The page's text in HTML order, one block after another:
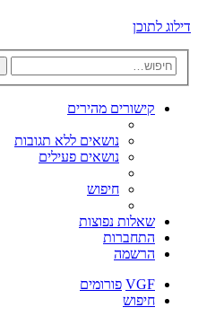
דילוג לתוכן
קישורים מהירים
נושאים ללא תגובות
נושאים פעילים
חיפוש
שאלות נפוצות
התחברות
הרשמה
VGF פורומים
חיפוש